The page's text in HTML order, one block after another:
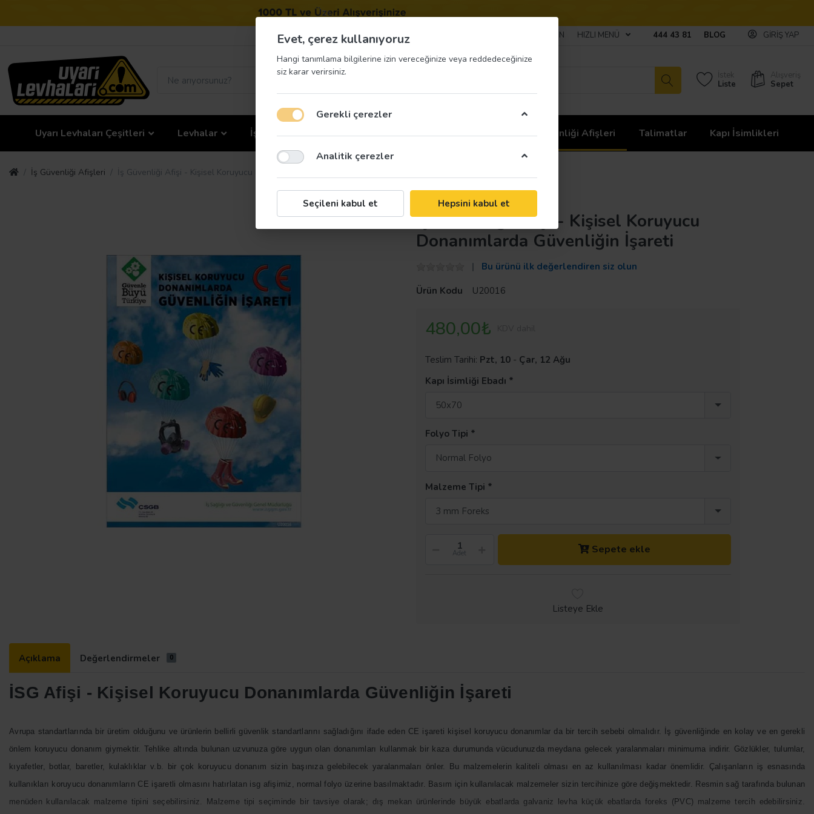
BIZE ULAŞIN HIZLI MENÜ 444 43 81 BLOG GIRIŞ YAP
İstek
Liste
Alışveriş
Sepet
Uyarı Levhaları Çeşitleri Levhalar İş Güvenliği Etiketleri İş Güvenliği Ekipmanları İş Güvenliği Afişleri Talimatlar Kapı İsimlikleri
İş Güvenliği Afişleri İş Güvenliği Afişi - Kişisel Koruyucu Donanımlarda Güvenliğin İşareti
Taroks
İş Güvenliği Afişi - Kişisel Koruyucu
Donanımlarda Güvenliğin İşareti
Bu ürünü ilk değerlendiren siz olun
Ürün Kodu
U20016
480,00₺
Teslim Tarihi: Pzt, 10 - Çar, 12 Ağu
Kapı İsimliği Ebadı
50x70
Folyo Tipi
Normal Folyo
Malzeme Tipi
3 mm Foreks
Adet Sepete ekle
Listeye Ekle
Açıklama Değerlendirmeler 0
İSG Afişi - Kişisel Koruyucu Donanımlarda Güvenliğin İşareti
Avrupa standartlarında bir üretim olduğunu ve ürünlerin bellirli güvenlik standartlarını sağladığını ifade eden CE işareti kişisel koruyucu donanımlar da bir tercih sebebi olmalıdır. İş güvenliğinde en kolay ve en gerekli
önlem koruyucu donanım giymektir. Tehlike altında bulunan uzvunuza göre uygun olan donanımları kullanmak bir kaza durumunda vücudunuzda meydana gelecek yaralanmaları minimuma indirir. Gözlükler, tulumlar,
kıyafetler, botlar, baretler, kulaklıklar v.b. bir çok koruyucu donanım sizin başınıza gelebilecek yaralanmaları önler. Bu malzemelerin kaliteli olması en az kullanılması kadar önemlidir. Çalışanların iş esnasında
kullanıkları koruyucu donanımların CE işaretli olmasını hatırlatan isg afişimiz, normal folyo üzerine basılmaktadır. Basım için kullanılacak malzemeler sizin tercihinize göre değişmektedir. Resmin sağ tarafında bulunan
menüden kullanılacak malzeme tipini seçebilirsiniz. Malzeme tipi seçiminde bir tavsiye olarak; dış mekan ürünlerinde büyük ebatlarda galvaniz levha küçük ebatlarda foreks (PVC) malzeme tercih edebilirsiniz.
Evet, çerez kullanıyoruz
Hangi tanımlama bilgilerine izin vereceğinize veya reddedeceğinize
siz karar verirsiniz.
Gerekli çerezler
Analitik çerezler
Seçileni kabul et Hepsini kabul et